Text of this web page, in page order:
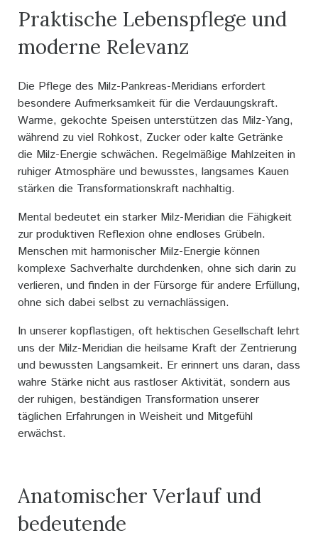
Praktische Lebenspflege und
moderne Relevanz
Die Pflege des Milz-Pankreas-Meridians erfordert
besondere Aufmerksamkeit für die Verdauungskraft.
Warme, gekochte Speisen unterstützen das Milz-Yang,
während zu viel Rohkost, Zucker oder kalte Getränke
die Milz-Energie schwächen. Regelmäßige Mahlzeiten in
ruhiger Atmosphäre und bewusstes, langsames Kauen
stärken die Transformationskraft nachhaltig.
Mental bedeutet ein starker Milz-Meridian die Fähigkeit
zur produktiven Reflexion ohne endloses Grübeln.
Menschen mit harmonischer Milz-Energie können
komplexe Sachverhalte durchdenken, ohne sich darin zu
verlieren, und finden in der Fürsorge für andere Erfüllung,
ohne sich dabei selbst zu vernachlässigen.
In unserer kopflastigen, oft hektischen Gesellschaft lehrt
uns der Milz-Meridian die heilsame Kraft der Zentrierung
und bewussten Langsamkeit. Er erinnert uns daran, dass
wahre Stärke nicht aus rastloser Aktivität, sondern aus
der ruhigen, beständigen Transformation unserer
täglichen Erfahrungen in Weisheit und Mitgefühl
erwächst.
Anatomischer Verlauf und
bedeutende